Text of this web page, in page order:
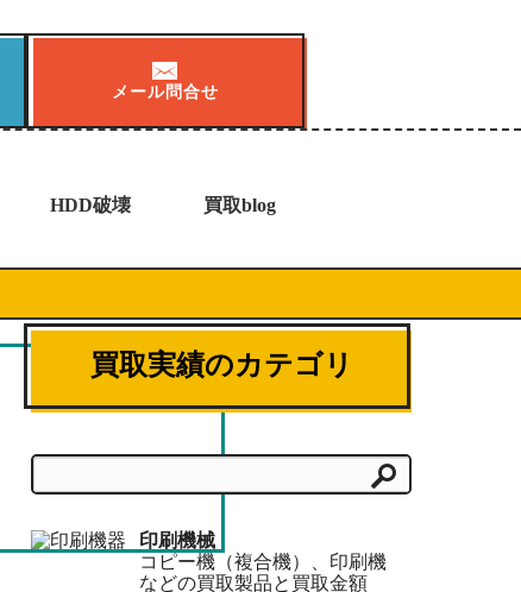
メール問合せ
HDD破壊 買取blog
買取実績のカテゴリ
検索
印刷機械
コピー機（複合機）、印刷機
などの買取製品と買取金額